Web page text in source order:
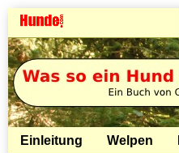
Einleitung Welpen